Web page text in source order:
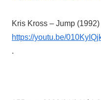
Kris Kross – Jump (1992)
https://youtu.be/
.